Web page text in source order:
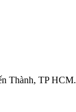
Thành, TP HCM.